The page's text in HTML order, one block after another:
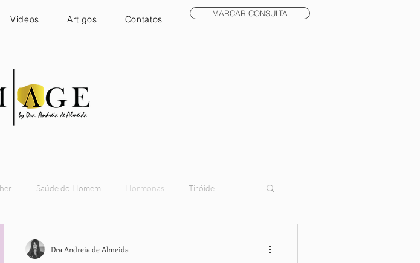
Videos Artigos Contatos
MARCAR CONSULTA
Saúde do Homem Hormonas Tiróide
Dra Andreia de Almeida